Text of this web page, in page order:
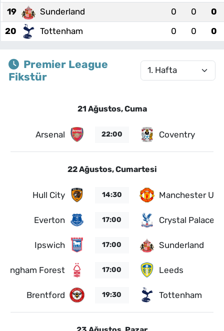
19
Sunderland 0 0
0
20
Tottenham 0 0 0
Premier League
Fikstür
21 Ağustos, Cuma
Arsenal 22:00 Coventry
22 Ağustos, Cumartesi
Hull City 14:30 Manchester
Everton 17:00 Crystal Palace
Ipswich 17:00 Sunderland
Forest 17:00 Leeds
Brentford 19:30 Tottenham